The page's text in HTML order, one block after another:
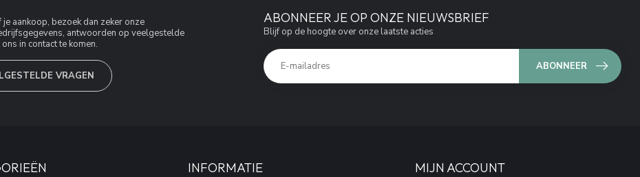
aankoop, bezoek dan zeker onze
antwoorden op veelgestelde
in contact te komen.
VRAGEN
ABONNEER JE OP ONZE NIEUWSBRIEF
Blijf op de hoogte over onze laatste acties
ABONNEER
INFORMATIE MIJN ACCOUNT